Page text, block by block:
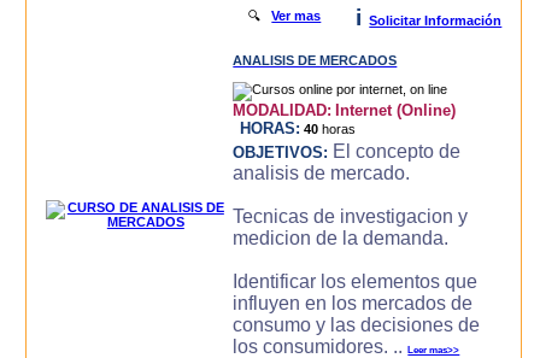
🔍Ver mas i Solicitar Información
ANALISIS DE MERCADOS
MODALIDAD: Internet (Online)
HORAS: 40 horas
OBJETIVOS: El concepto de
analisis de mercado.
Tecnicas de investigacion y
medicion de la demanda.
Identificar los elementos que
influyen en los mercados de
consumo y las decisiones de
los consumidores. ..Leer mas>>